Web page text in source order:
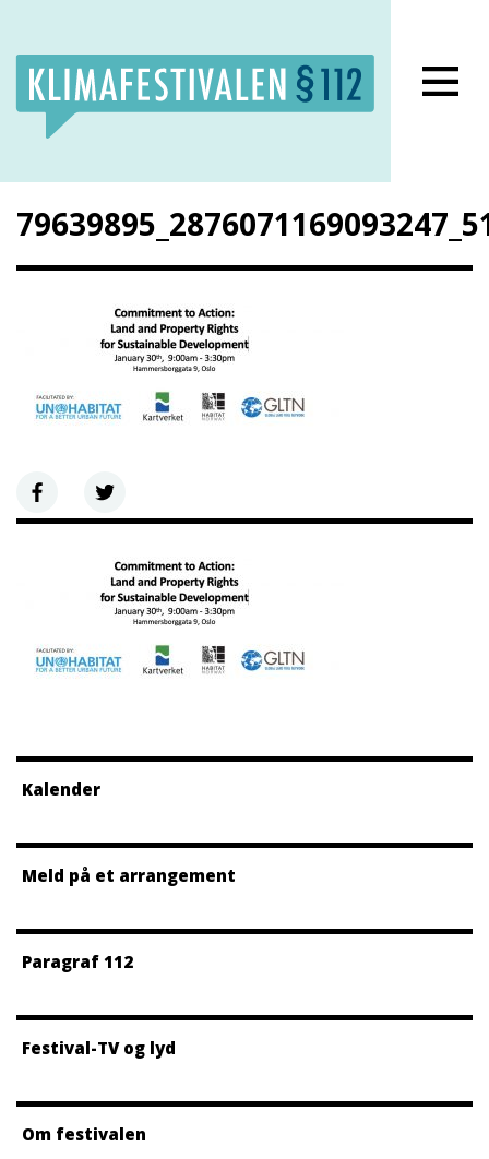
Facebook side
Klimafestivalens Twitter sideKlimafestivalens Instagram side
Kalender
Meld på et arrangement
Paragraf 112
Festival-TV og lyd
Om festivalen